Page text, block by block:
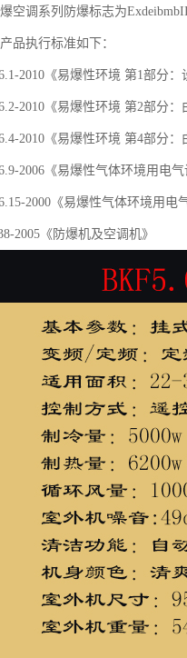
空调系列防爆标志为
品执行标准如下：
2010《易爆性环境 第1部分：
2010《易爆性环境 第2部分：
2010《易爆性环境 第4部分：
2006《易爆性气体环境用电气
2000《易爆性气体环境用
2005《防爆机及空调机》